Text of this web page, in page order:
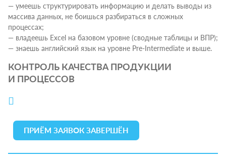
— умеешь структурировать информацию и делать выводы из
массива данных, не боишься разбираться в сложных
процессах;
— владеешь Excel на базовом уровне (сводные таблицы и ВПР);
— знаешь английский язык на уровне Pre-Intermediate и выше.
КОНТРОЛЬ КАЧЕСТВА ПРОДУКЦИИ
И ПРОЦЕССОВ
ПРИЁМ ЗАЯВОК ЗАВЕРШЁН